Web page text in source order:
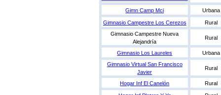
Gimn Camp Mci Urbana
Gimnasio Campestre Los Cerezos
Rural
Gimnasio Campestre Nueva
Alejandría
Rural
Gimnasio Los Laureles
Urbana
Gimnasio Virtual San Francisco
Javier
Rural
Hogar Inf El Canelón Rural